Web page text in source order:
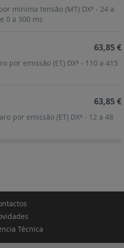
mínima tensão (MT) DX³ - 24 a
0 a 300 ms
por emissão (ET) DX³ - 110 a 415
63,85 €
por emissão (ET) DX³ - 12 a 48
63,85 €
Técnica